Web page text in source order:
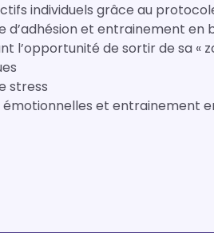
individuels grâce au
et entrainement en
l’opportunité de sortir de sa «
stress
et entrainement